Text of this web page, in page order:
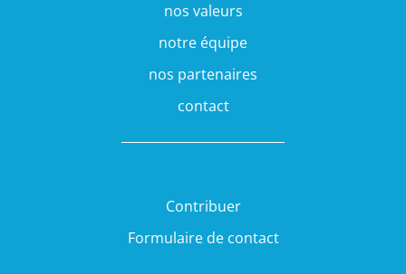
nos valeurs
notre équipe
nos partenaires
contact
Contribuer
Formulaire de contact